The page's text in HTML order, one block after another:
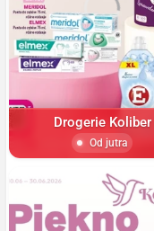
Drogerie Koliber
Od jutra